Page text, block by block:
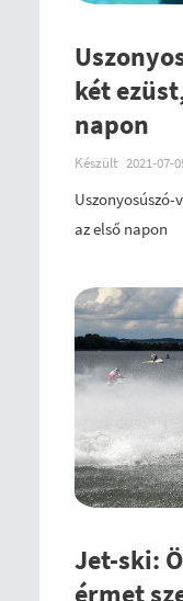
két
napon
Készült 2021-07-
Uszonyosúszó-
az első napon
Jet-ski:
érmet